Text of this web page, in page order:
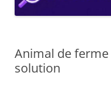
Animal de
solution